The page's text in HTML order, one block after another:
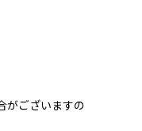
がございますの